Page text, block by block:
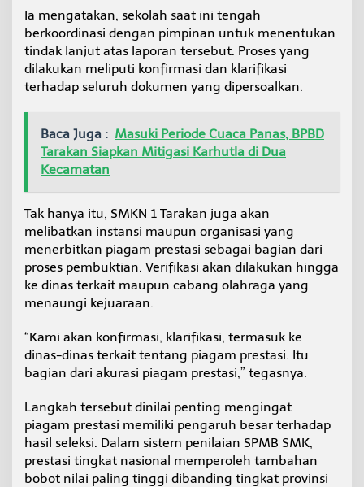
u
k
t
P
k
S
e
f
i
a
t
P
r
t
a
s
P
s
u
Ia mengatakan, sekolah saat ini tengah
berkoordinasi dengan pimpinan untuk menentukan
tindak lanjut atas laporan tersebut. Proses yang
dilakukan meliputi konfirmasi dan klarifikasi
terhadap seluruh dokumen yang dipersoalkan.
Baca Juga : Masuki Periode Cuaca Panas, BPBD
Tarakan Siapkan Mitigasi Karhutla di Dua
Kecamatan
Tak hanya itu, SMKN 1 Tarakan juga akan
melibatkan instansi maupun organisasi yang
menerbitkan piagam prestasi sebagai bagian dari
proses pembuktian. Verifikasi akan dilakukan hingga
ke dinas terkait maupun cabang olahraga yang
menaungi kejuaraan.
“Kami akan konfirmasi, klarifikasi, termasuk ke
dinas-dinas terkait tentang piagam prestasi. Itu
bagian dari akurasi piagam prestasi,” tegasnya.
Langkah tersebut dinilai penting mengingat
piagam prestasi memiliki pengaruh besar terhadap
hasil seleksi. Dalam sistem penilaian SPMB SMK,
prestasi tingkat nasional memperoleh tambahan
bobot nilai paling tinggi dibanding tingkat provinsi